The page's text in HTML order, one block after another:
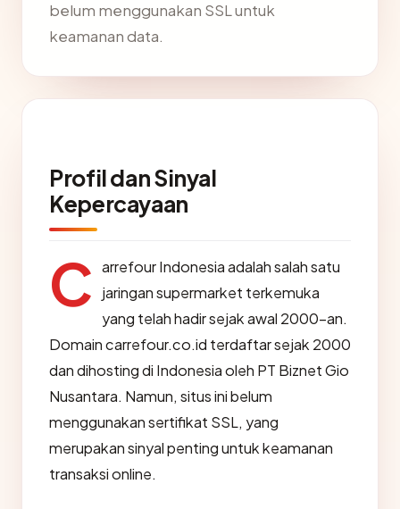
belum menggunakan SSL untuk
keamanan data.
Profil dan Sinyal
Kepercayaan
C arrefour Indonesia adalah salah satu
jaringan supermarket terkemuka
yang telah hadir sejak awal 2000-an.
Domain carrefour.co.id terdaftar sejak 2000
dan dihosting di Indonesia oleh PT Biznet Gio
Nusantara. Namun, situs ini belum
menggunakan sertifikat SSL, yang
merupakan sinyal penting untuk keamanan
transaksi online.